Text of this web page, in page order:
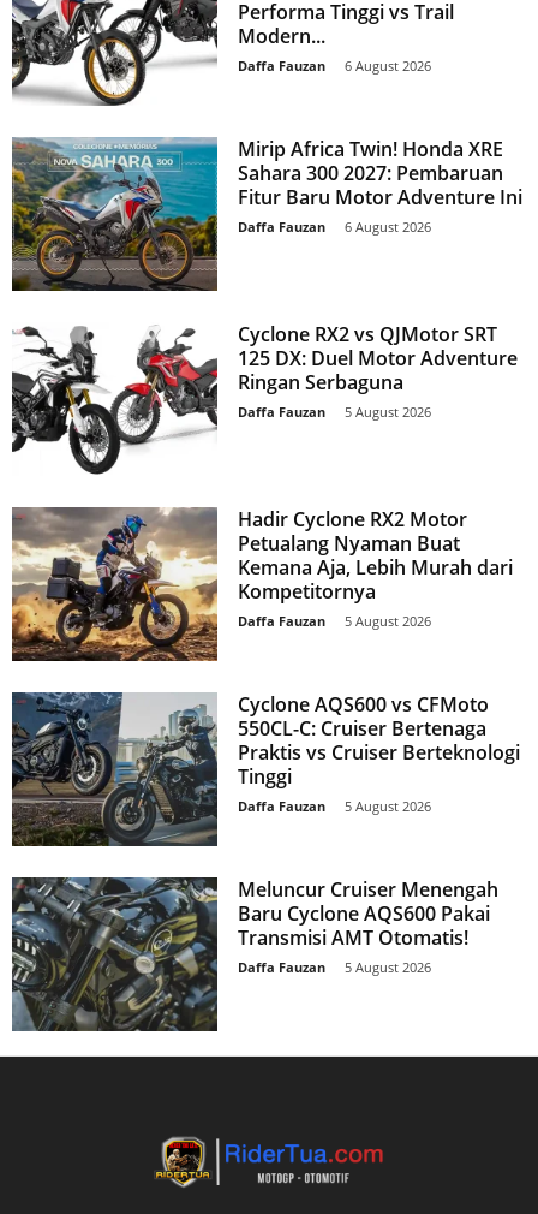
Performa Tinggi vs Trail
Modern...
Daffa Fauzan 6 August 2026
Mirip Africa Twin! Honda XRE
Sahara 300 2027: Pembaruan
Fitur Baru Motor Adventure Ini
Daffa Fauzan 6 August 2026
Cyclone RX2 vs QJMotor SRT
125 DX: Duel Motor Adventure
Ringan Serbaguna
Daffa Fauzan 5 August 2026
Hadir Cyclone RX2 Motor
Petualang Nyaman Buat
Kemana Aja, Lebih Murah dari
Kompetitornya
Daffa Fauzan 5 August 2026
Cyclone AQS600 vs CFMoto
550CL-C: Cruiser Bertenaga
Praktis vs Cruiser Berteknologi
Tinggi
Daffa Fauzan 5 August 2026
Meluncur Cruiser Menengah
Baru Cyclone AQS600 Pakai
Transmisi AMT Otomatis!
Daffa Fauzan 5 August 2026